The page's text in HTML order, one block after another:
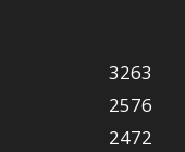
3263
2576
2472